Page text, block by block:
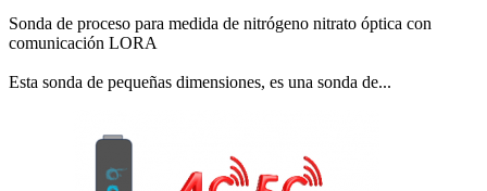
Sonda de proceso para medida de nitrógeno nitrato óptica con
comunicación LORA
Esta sonda de pequeñas dimensiones, es una sonda de...